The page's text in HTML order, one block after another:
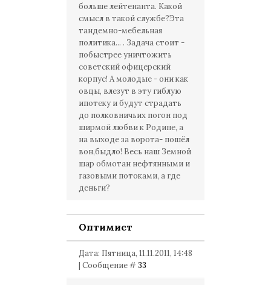
больше лейтенанта. Какой
смысл в такой службе?Эта
тандемно-мебельная
политика... . Задача стоит -
побыстрее уничтожить
советский офицерский
корпус! А молодые - они как
овцы, влезут в эту гиблую
ипотеку и будут страдать
до полковничьих погон под
ширмой любви к Родине, а
на выходе за ворота- пошёл
вон,быдло! Весь наш Земной
шар обмотан нефтянными и
газовыми потоками, а где
деньги?
Оптимист
Дата: Пятница, 11.11.2011, 14:48
| Сообщение #33